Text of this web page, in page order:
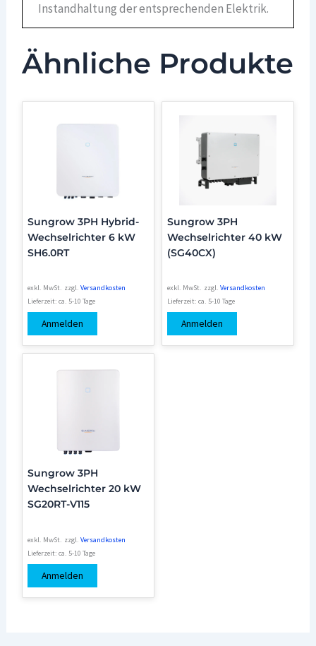
Instandhaltung der entsprechenden Elektrik.
Ähnliche Produkte
Sungrow 3PH Hybrid-
Wechselrichter 6 kW
SH6.0RT
exkl. MwSt. zzgl.Versandkosten
Lieferzeit:ca. 5-10 Tage
Anmelden
Sungrow 3PH
Wechselrichter 40 kW
(SG40CX)
exkl. MwSt. zzgl. Versandkosten
Lieferzeit: ca. 5-10 Tage
Anmelden
Sungrow 3PH
Wechselrichter 20 kW
SG20RT-V115
exkl. MwSt. zzgl.Versandkosten
Lieferzeit:ca. 5-10 Tage
Anmelden